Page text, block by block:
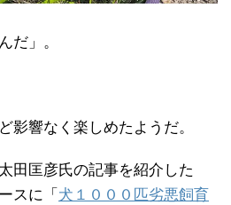
だ」。
影響なく楽しめたようだ。
田匡彦氏の記事を紹介した
スに「 犬１０００匹劣悪飼育